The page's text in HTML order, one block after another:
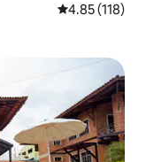
平均评分 4.85
4.85 (118)